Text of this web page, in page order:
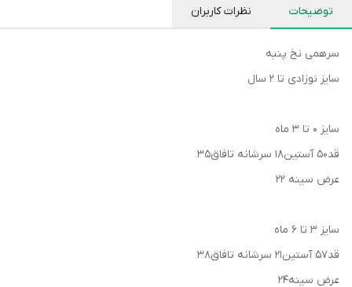
توضیحات نظرات کاربران
سرهمی نخ پنبه
سایز نوزادی تا ۲ سال
سایز ۰ تا ۳ ماه
قد۵0 آستین18 سرشانه تافاق35
عرض سینه 22
سایز ۳ تا ۶ ماه
قد۵۷ آستین۲۱ سرشانه تافاق۳۸
عرض سینه۲۴